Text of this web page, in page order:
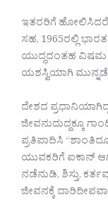
ಇತರರಿಗೆ ಹೋಲಿಸಿದರೆ,
ಸಹ, 1965ರಲ್ಲಿ
ಯುದ್ಧದಂತಹ ವಿಷಮ
ಯಶಸ್ವಿಯಾಗಿ
ದೇಶದ
ಜೀವನುದುದ್ದಕ್ಕೂ
ಪ್ರತಿಪಾದಿಸಿ
ಯುವಕರಿಗೆ ಐಕಾನ್‌
ನಡೆನುಡಿ, ಶಿಸ್ತು,
ಜೀವನಕ್ಕೆ